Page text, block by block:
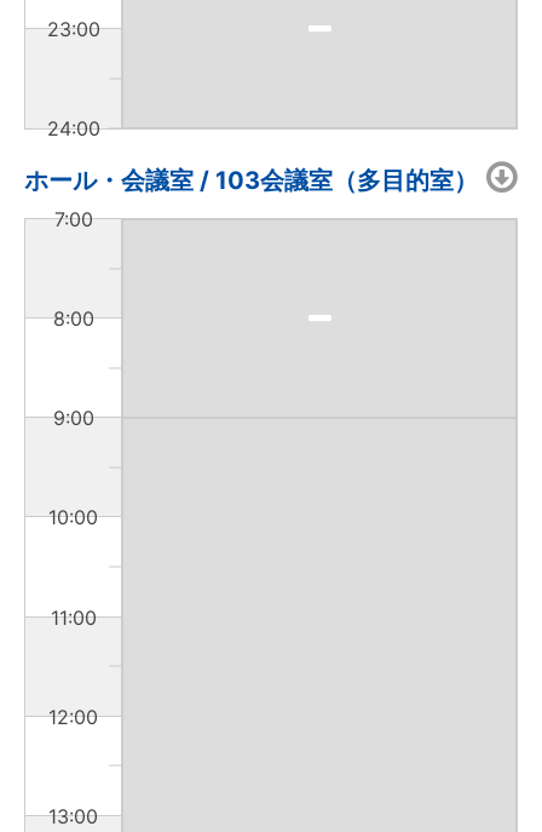
23:00
24:00
ホール・会議室 / 103会議室（多目的室）
7:00
8:00
9:00
10:00
11:00
12:00
13:00